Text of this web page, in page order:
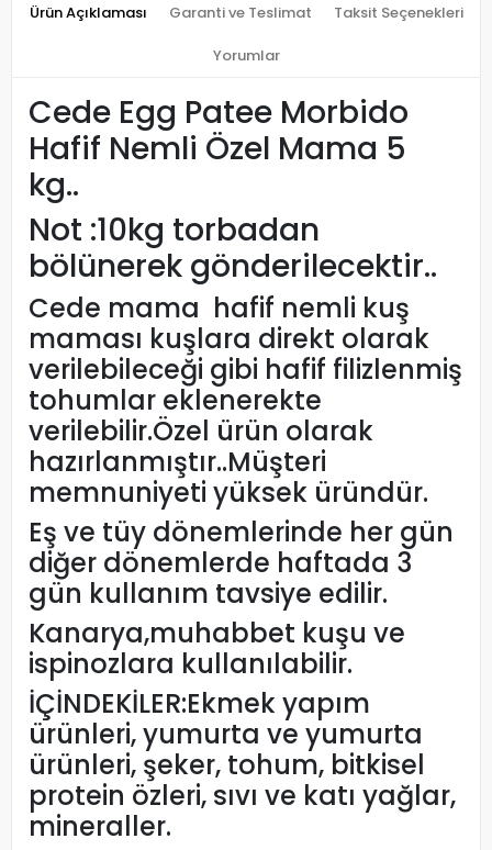
Ürün Açıklaması Garanti ve Teslimat Taksit Seçenekleri
Yorumlar
Cede Egg Patee Morbido
Hafif Nemli Özel Mama 5
kg..
Not :10kg torbadan
bölünerek gönderilecektir..
Cede mama hafif nemli kuş
maması kuşlara direkt olarak
verilebileceği gibi hafif filizlenmiş
tohumlar eklenerekte
verilebilir.Özel ürün olarak
hazırlanmıştır..Müşteri
memnuniyeti yüksek üründür.
Eş ve tüy dönemlerinde her gün
diğer dönemlerde haftada 3
gün kullanım tavsiye edilir.
Kanarya,muhabbet kuşu ve
ispinozlara kullanılabilir.
İÇİNDEKİLER:Ekmek yapım
ürünleri, yumurta ve yumurta
ürünleri, şeker, tohum, bitkisel
protein özleri, sıvı ve katı yağlar,
mineraller.